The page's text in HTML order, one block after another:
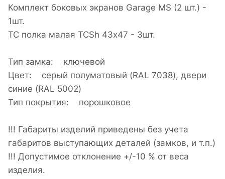
Комплект боковых экранов Garage MS (2 шт.) -
1шт.
TC полка малая TCSh 43х47 - 3шт.
Тип замка: ключевой
Цвет: cерый полуматовый (RAL 7038), двери
синие (RAL 5002)
Тип покрытия: порошковое
!!! Габариты изделий приведены без учета
габаритов выступающих деталей (замков, и т.п.)
!!! Допустимое отклонение +/-10 % от веса
изделия.